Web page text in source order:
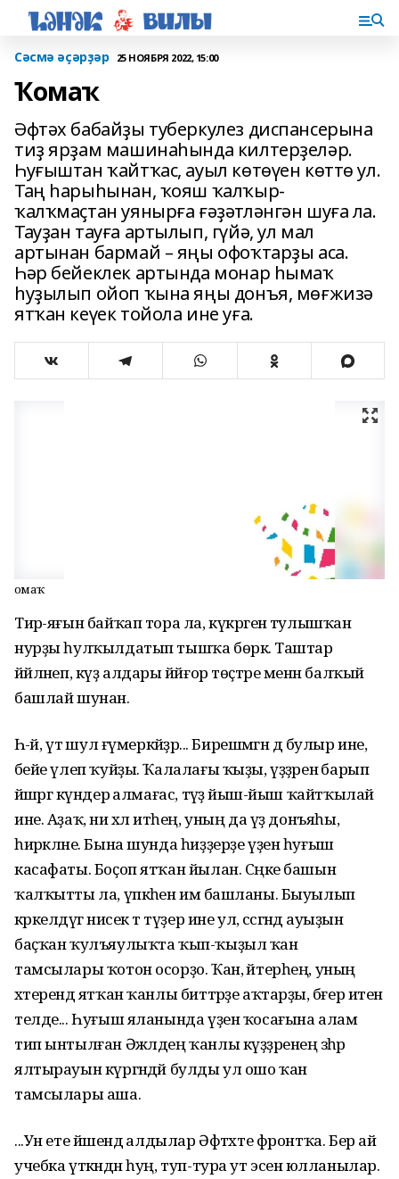
Сәсмә әҫәрҙәр 25 НОЯБРЯ 2022, 15:00
Ҡомаҡ
Әфтәх бабайҙы туберкулез диспансерына
тиҙ ярҙам машинаһында килтерҙеләр.
Һуғыштан ҡайтҡас, ауыл көтөүен көттө ул.
Таң һарыһынан, ҡояш ҡалҡыр-
ҡалҡмаҫтан уянырға ғәҙәтләнгән шуға ла.
Тауҙан тауға артылып, гүйә, ул мал
артынан бармай – яңы офоҡтарҙы аса.
Һәр бейеклек артында монар һымаҡ
һуҙылып ойоп ҡына яңы донъя, мөғжизә
ятҡан кеүек тойола ине уға.
Ҡомаҡ
Тирә-яғын байҡап тора ла, күкрәгенә тулышҡан
нурҙы һулҡылдатып тышҡа бөркә. Таштар
йәйләнеп, күҙ алдары йәйғор төҫтәре менән балҡый
башлай шунан.
Һә-әй, үтә шул ғүмеркәйҙәр... Бирешмәгән дә булыр ине,
әбейе үлеп ҡуйҙы. Ҡалалағы ҡыҙы, үҙҙәренә барып
йәшәргә күндерә алмағас, тәүҙә йыш-йыш ҡайтҡылай
ине. Аҙаҡ, ни хәл итәһең, уның да үҙ донъяһы,
һирәкләне. Бына шунда һиҙҙерҙе үҙен һуғыш
касафаты. Боҫоп ятҡан йылан. Сәңке башын
ҡалҡытты ла, үпкәһен имә башланы. Быуылып
кәркелдәүгә нисек тә түҙер ине ул, сәсәгәндә ауыҙын
баҫҡан ҡулъяулыҡта ҡып-ҡыҙыл ҡан
тамсылары ҡотон осорҙо. Ҡан, әйтерһең, уның
хәтерендә ятҡан ҡанлы биттәрҙе аҡтарҙы, бәғер итен
телде... Һуғыш яланында үҙен ҡосағына алам
тип ынтылған Әжәлдең ҡанлы күҙҙәренең зәһәр
ялтырауын күргәндәй булды ул ошо ҡан
тамсылары аша.
...Ун ете йәшендә алдылар Әфтәхте фронтҡа. Бер ай
учебка үткәндән һуң, туп-тура ут эсенә юлланылар.